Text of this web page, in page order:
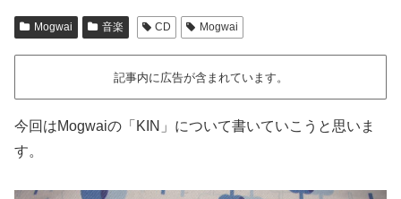
Mogwai 音楽 CD Mogwai
記事内に広告が含まれています。
今回はMogwaiの「KIN」について書いていこうと思いま
す。